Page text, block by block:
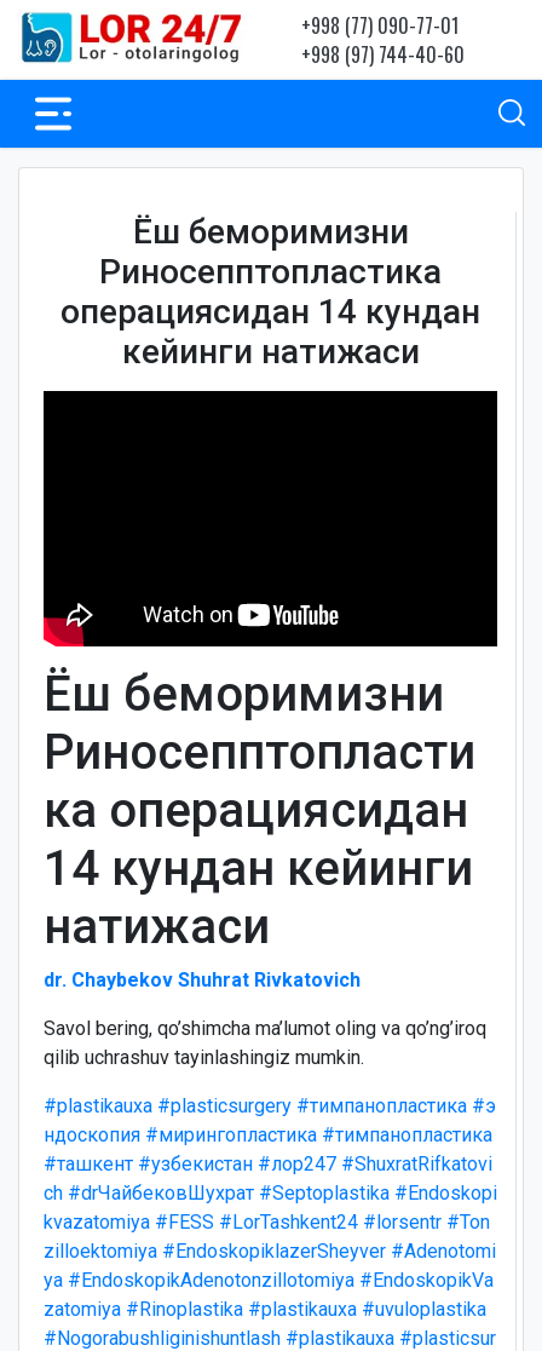
+998 (77) 090-77-01
+998 (97) 744-40-60
Ёш беморимизни
Риносепптопластика
операциясидан 14 кундан
кейинги натижаси
Ёш беморимизни
Риносепптопласти
ка операциясидан
14 кундан кейинги
натижаси
dr. Chaybekov Shuhrat Rivkatovich
Savol bering, qo’shimcha ma’lumot oling va qo’ng’iroq
qilib uchrashuv tayinlashingiz mumkin.
#plastikauxa #plasticsurgery #тимпанопластика #э
ндоскопия #мирингопластика #тимпанопластика
#ташкент #узбекистан #лор247 #ShuxratRifkatovi
ch #drЧайбековШухрат #Septoplastika #Endoskopi
kvazatomiya #FESS #LorTashkent24 #lorsentr #Ton
zilloektomiya #EndoskopiklazerSheyver #Adenotomi
ya #EndoskopikAdenotonzillotomiya #EndoskopikVa
zatomiya #Rinoplastika #plastikauxa #uvuloplastika
#Nogorabushliginishuntlash #plastikauxa #plasticsur